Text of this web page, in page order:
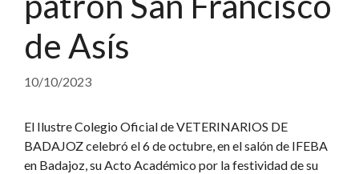
de Asís
10/10/2023
El Ilustre Colegio Oficial de VETERINARIOS DE
BADAJOZ celebró el 6 de octubre, en el salón de IFEBA
en Badajoz, su Acto Académico por la festividad de su